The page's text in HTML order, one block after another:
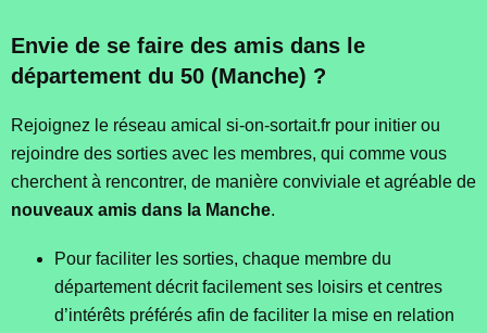
Envie de se faire des amis dans le
département du 50 (Manche) ?
Rejoignez le réseau amical si-on-sortait.fr pour initier ou
rejoindre des sorties avec les membres, qui comme vous
cherchent à rencontrer, de manière conviviale et agréable de
nouveaux amis dans la Manche.
Pour faciliter les sorties, chaque membre du
département décrit facilement ses loisirs et centres
d’intérêts préférés afin de faciliter la mise en relation